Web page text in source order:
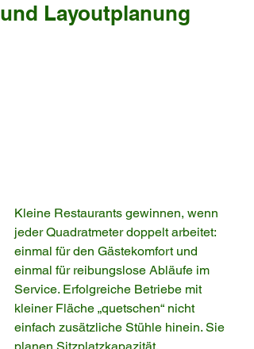
und Layoutplanung
Kleine Restaurants gewinnen, wenn
jeder Quadratmeter doppelt arbeitet:
einmal für den Gästekomfort und
einmal für reibungslose Abläufe im
Service. Erfolgreiche Betriebe mit
kleiner Fläche „quetschen“ nicht
einfach zusätzliche Stühle hinein. Sie